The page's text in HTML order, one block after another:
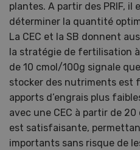
plantes. A partir des PRIF, il
déterminer la quantité
La CEC et la SB donnent
la stratégie de fertilisation
de 10 cmol/100g signale
stocker des nutriments est
apports d’engrais plus
avec une CEC à partir de
est satisfaisante,
importants sans risque de